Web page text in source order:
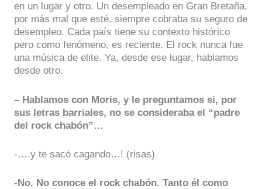
en un lugar y otro. Un desempleado en Gran Bretaña,
por más mal que esté, siempre cobraba su seguro de
desempleo. Cada país tiene su contexto histórico
pero como fenómeno, es reciente. El rock nunca fue
una música de elite. Ya, desde ese lugar, hablamos
desde otro.
– Hablamos con Moris, y le preguntamos si, por
sus letras barriales, no se consideraba el “padre
del rock chabón”…
-….y te sacó cagando…! (risas)
-No. No conoce el rock chabón. Tanto él como